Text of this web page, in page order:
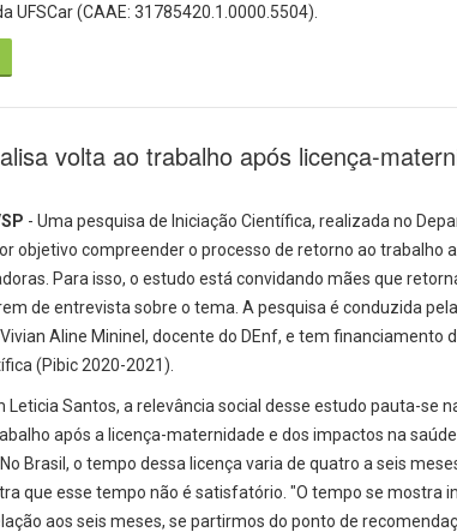
UFSCar (CAAE: 31785420.1.0000.5504).
volta ao trabalho após licença-
- Uma pesquisa de Iniciação Científica, realizada no
objetivo compreender o processo de retorno ao trabalho
Para isso, o estudo está convidando mães que
de entrevista sobre o tema. A pesquisa é conduzida
Aline Mininel, docente do DEnf, e tem financiamento
(Pibic 2020-2021).
Leticia Santos, a relevância social desse estudo pauta-se
após a licença-maternidade e dos impactos na
Brasil, o tempo dessa licença varia de quatro a seis
que esse tempo não é satisfatório. "O tempo se mostra
aos seis meses, se partirmos do ponto de